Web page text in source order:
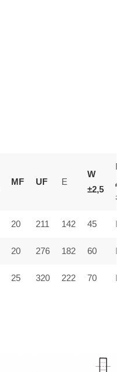
MF UF E
W
±2,5
20 211 142 45
20 276 182 60
25 320 222 70